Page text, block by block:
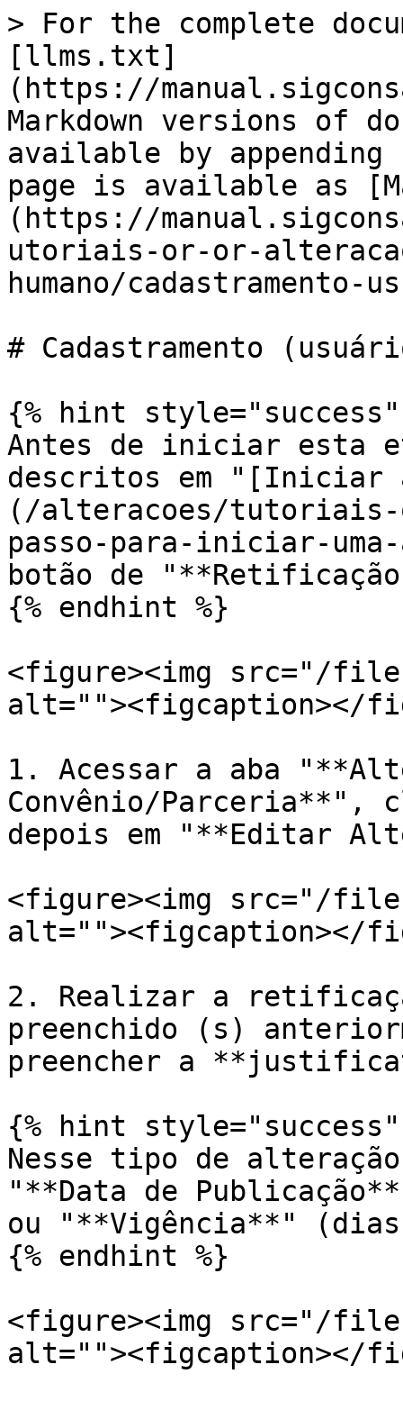
> For the complete
[llms.txt]
(https://
Markdown versions of
available by
page is available as
(https://
utoriais-or-or-
humano/
# Cadastramento
{% hint style="success"
Antes de iniciar esta
descritos em "[Iniciar
(/alteracoes/
passo-para-iniciar-
botão de
{% endhint %}
<figure><img src="/files/
alt=""><figcaption></
1. Acessar a aba
Convênio/Parceria**",
depois em "**Editar
<figure><img src="/
alt=""><figcaption></
2. Realizar a
preenchido (s)
preencher a
{% hint style="success"
Nesse tipo de
"**Data de
ou "**Vigência**"
{% endhint %}
<figure><img src="/files/
alt=""><figcaption></